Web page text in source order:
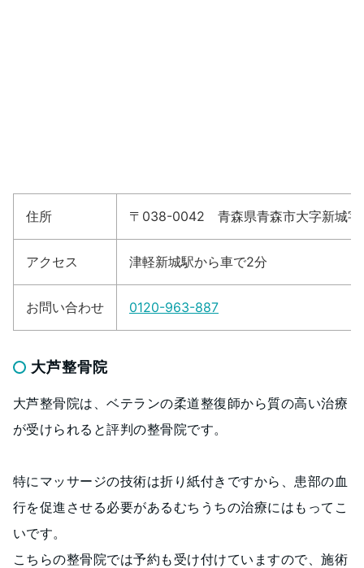
住所 〒038-0042 青森県青森市大字新城字
アクセス 津軽新城駅から車で2分
お問い合わせ 0120-963-887
大芦整骨院
大芦整骨院は、ベテランの柔道整復師から質の高い治療
が受けられると評判の整骨院です。
特にマッサージの技術は折り紙付きですから、患部の血
行を促進させる必要があるむちうちの治療にはもってこ
いです。
こちらの整骨院では予約も受け付けていますので、施術